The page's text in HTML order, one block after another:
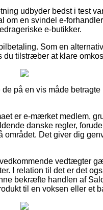
udbyder bedst i test
en svindel e-
e-butikker.
Som en
tilstræber at klare
på en vis måde
er e-mærket medlem,
danske regler,
området. Det giver dig
vedtægter
I relation til det er det
bekræfte handlen af
til en voksen eller et